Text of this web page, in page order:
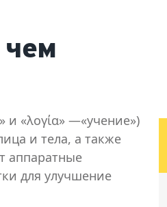
чем
и «λογία» —«учение»)
и тела, а также
аппаратные
для улучшение